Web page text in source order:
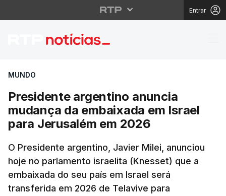
Entrar
Presidente argentino
MUNDO
Presidente argentino anuncia
mudança da embaixada em Israel
para Jerusalém em 2026
O Presidente argentino, Javier Milei, anunciou
hoje no parlamento israelita (Knesset) que a
embaixada do seu país em Israel será
transferida em 2026 de Telavive para